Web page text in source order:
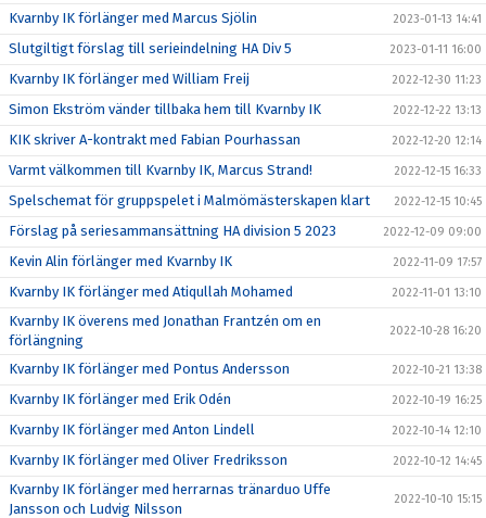
Kvarnby IK förlänger med Marcus Sjölin 2023-01-13 14:41
Slutgiltigt förslag till serieindelning HA Div 5 2023-01-11 16:00
Kvarnby IK förlänger med William Freij 2022-12-30 11:23
Simon Ekström vänder tillbaka hem till Kvarnby IK 2022-12-22 13:13
KIK skriver A-kontrakt med Fabian Pourhassan 2022-12-20 12:14
Varmt välkommen till Kvarnby IK, Marcus Strand! 2022-12-15 16:33
Spelschemat för gruppspelet i Malmömästerskapen klart 2022-12-15 10:45
Förslag på seriesammansättning HA division 5 2023 2022-12-09 09:00
Kevin Alin förlänger med Kvarnby IK 2022-11-09 17:57
Kvarnby IK förlänger med Atiqullah Mohamed 2022-11-01 13:10
Kvarnby IK överens med Jonathan Frantzén om en
förlängning
2022-10-28 16:20
Kvarnby IK förlänger med Pontus Andersson 2022-10-21 13:38
Kvarnby IK förlänger med Erik Odén 2022-10-19 16:25
Kvarnby IK förlänger med Anton Lindell 2022-10-14 12:10
Kvarnby IK förlänger med Oliver Fredriksson 2022-10-12 14:45
Kvarnby IK förlänger med herrarnas tränarduo Uffe
Jansson och Ludvig Nilsson
2022-10-10 15:15